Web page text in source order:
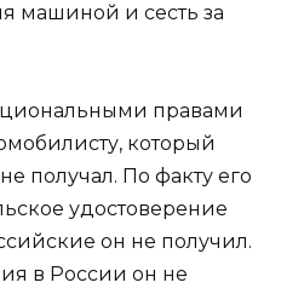
машиной и сесть за
правами
который
получал. По факту его
удостоверение
он не получил.
в России он не